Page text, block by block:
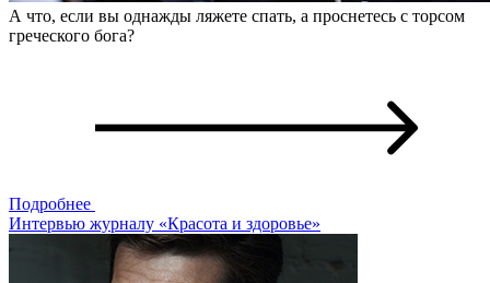
А что, если вы однажды ляжете спать, а проснетесь с торсом
греческого бога?
Подробнее
Интервью журналу «Красота и здоровье»